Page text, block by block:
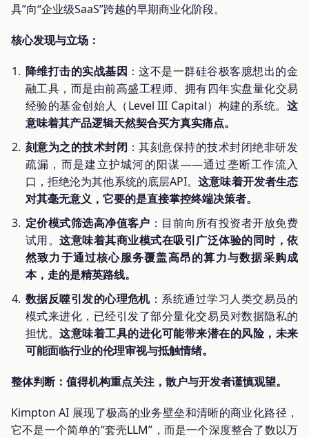
具”向“企业级SaaS”跨越的早期商业化阶段。
核心发现与立场：
降维打击的实战基因 ：这不是一群硅谷极客臆想出的金
融工具，而是由前高盛工程师、拥有四年实盘量化交易
经验的基金创始人（Level III Capital）构建的系统。 这
意味着其产品逻辑天然契合买方真实痛点。
刻意为之的技术封闭 ：其刻意保持的技术封闭绝非研发
疏漏，而是建立护城河的阳谋——通过垄断工作流入
口，拒绝沦为其他系统的底层API。这意味着开发者生态
对其毫无意义，它要的是直接掌控终端决策者。
定价模式筛选高净值客户 ：目前向所有投资者开放免费
试用。这意味着其商业模式在吸引广泛体验的同时，依
然致力于通过核心服务覆盖高昂的算力与数据采购成
本，走的是精英路线。
数据反噬引发的心理危机：系统通过学习人类交易员的
模式来进化，已经引发了部分量化交易员对数据隐私的
担忧。这意味着工具的进化可能带来潜在的风险，未来
可能面临行业的伦理审视与抵触情绪。
整体判断：值得机构重点关注，散户与开发者谨慎观望。
Kimpton AI 展现了极高的业务壁垒和清晰的商业化路径，
它不是一个简单的“套壳LLM”，而是一个深度整合了数以万